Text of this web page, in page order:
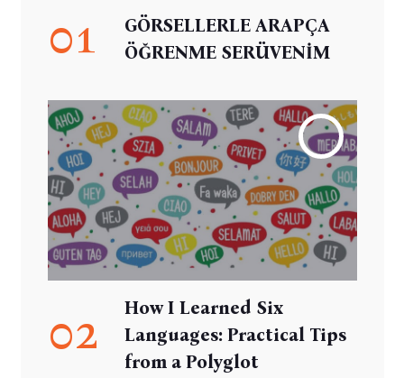
01
GÖRSELLERLE ARAPÇA
ÖĞRENME SERÜVENİM
02
How I Learned Six
Languages: Practical Tips
from a Polyglot